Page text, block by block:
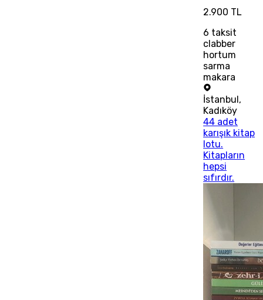
2.900 TL
6 taksit
clabber
hortum
sarma
makara
İstanbul ,
Kadıköy
44 adet
karışık kitap
lotu.
Kitapların
hepsi
sıfırdır.